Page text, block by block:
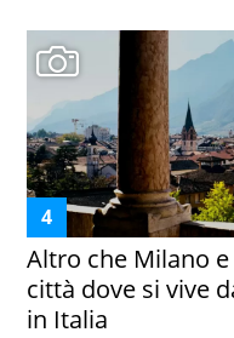
Altro che Milano
città dove si vive
in Italia